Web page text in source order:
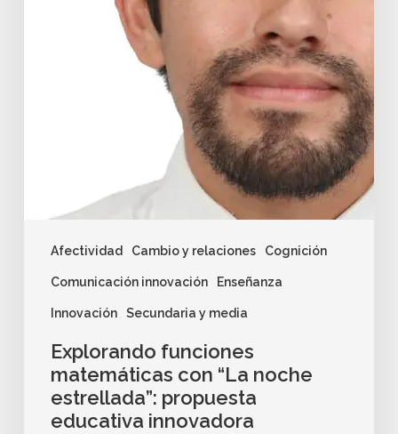
Afectividad Cambio y relaciones Cognición
Comunicación innovación Enseñanza
Innovación Secundaria y media
Explorando funciones
matemáticas con “La noche
estrellada”: propuesta
educativa innovadora